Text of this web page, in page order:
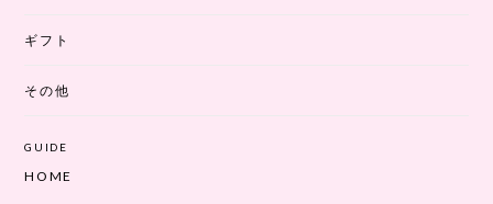
ギフト
その他
GUIDE
HOME